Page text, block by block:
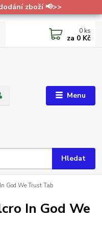
zboží 📢>>
Menu
Hledat
0 ks
za 0 Kč
God We Trust Tab
In God We